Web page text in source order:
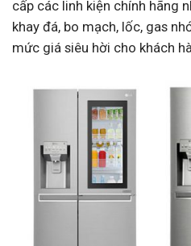
cấp các linh kiện chính hãng
khay đá, bo mạch, lốc, gas
mức giá siêu hời cho khách